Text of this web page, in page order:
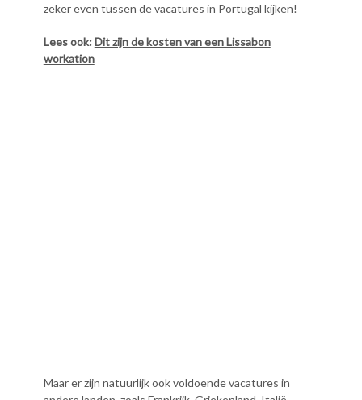
zeker even tussen de vacatures in Portugal kijken!
Lees ook:Dit zijn de kosten van een Lissabon
workation
Maar er zijn natuurlijk ook voldoende vacatures in